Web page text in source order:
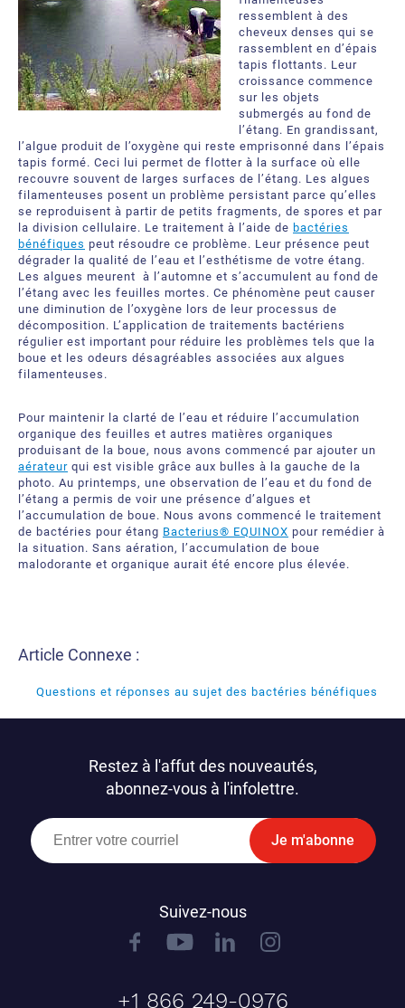
ressemblent à des
cheveux denses qui se
rassemblent en d’épais
tapis flottants. Leur
croissance commence
sur les objets
submergés au fond de
l’étang. En grandissant,
l’algue produit de l’oxygène qui reste emprisonné dans l’épais
tapis formé. Ceci lui permet de flotter à la surface où elle
recouvre souvent de larges surfaces de l’étang. Les algues
filamenteuses posent un problème persistant parce qu’elles
se reproduisent à partir de petits fragments, de spores et par
la division cellulaire. Le traitement à l’aide de bactéries
bénéfiques peut résoudre ce problème. Leur présence peut
dégrader la qualité de l’eau et l’esthétisme de votre étang.
Les algues meurent à l’automne et s’accumulent au fond de
l’étang avec les feuilles mortes. Ce phénomène peut causer
une diminution de l’oxygène lors de leur processus de
décomposition. L’application de traitements bactériens
régulier est important pour réduire les problèmes tels que la
boue et les odeurs désagréables associées aux algues
filamenteuses.
Pour maintenir la clarté de l’eau et réduire l’accumulation
organique des feuilles et autres matières organiques
produisant de la boue, nous avons commencé par ajouter un
aérateur qui est visible grâce aux bulles à la gauche de la
photo. Au printemps, une observation de l’eau et du fond de
l’étang a permis de voir une présence d’algues et
l’accumulation de boue. Nous avons commencé le traitement
de bactéries pour étang Bacterius® EQUINOX pour remédier à
la situation. Sans aération, l’accumulation de boue
malodorante et organique aurait été encore plus élevée.
Article Connexe :
Questions et réponses au sujet des bactéries bénéfiques
Restez à l'affut des nouveautés,
abonnez-vous à l'infolettre.
Je m'abonne
Suivez-nous
+1 866 249-0976